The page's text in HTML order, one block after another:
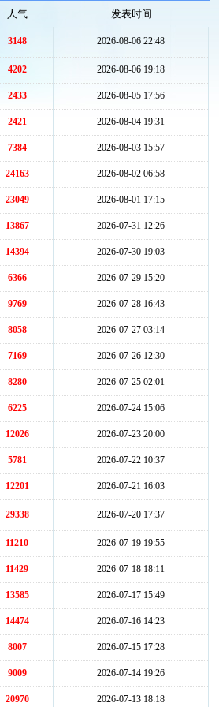
人气 发表时间
3148 2026-08-06 22:48
4202 2026-08-06 19:18
2433 2026-08-05 17:56
2421 2026-08-04 19:31
7384 2026-08-03 15:57
24163 2026-08-02 06:58
23049 2026-08-01 17:15
13867 2026-07-31 12:26
14394 2026-07-30 19:03
6366 2026-07-29 15:20
9769 2026-07-28 16:43
8058 2026-07-27 03:14
7169 2026-07-26 12:30
8280 2026-07-25 02:01
6225 2026-07-24 15:06
12026 2026-07-23 20:00
5781 2026-07-22 10:37
12201 2026-07-21 16:03
29338 2026-07-20 17:37
11210 2026-07-19 19:55
11429 2026-07-18 18:11
13585 2026-07-17 15:49
14474 2026-07-16 14:23
8007 2026-07-15 17:28
9009 2026-07-14 19:26
20970 2026-07-13 18:18